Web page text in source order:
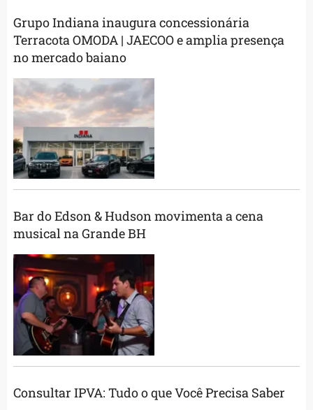
Grupo Indiana inaugura concessionária
Terracota OMODA | JAECOO e amplia presença
no mercado baiano
Bar do Edson & Hudson movimenta a cena
musical na Grande BH
Consultar IPVA: Tudo o que Você Precisa Saber